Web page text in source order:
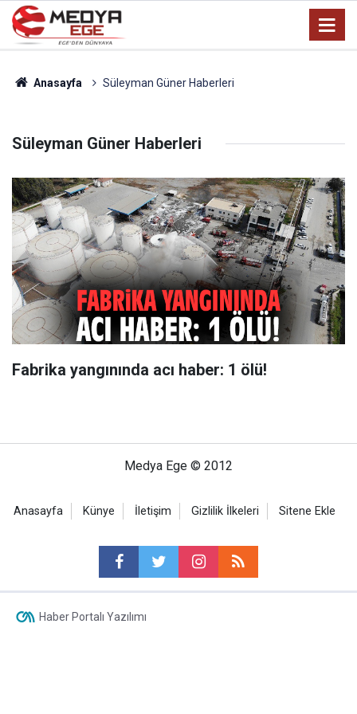
Anasayfa Süleyman Güner Haberleri
Süleyman Güner Haberleri
Fabrika yangınında acı haber: 1 ölü!
Medya Ege © 2012
Anasayfa Künye İletişim Gizlilik İlkeleri Sitene Ekle
Haber Portalı Yazılımı